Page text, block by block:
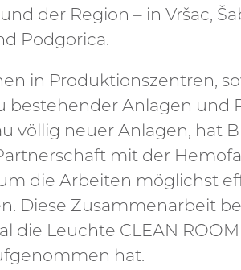
der Region – in Vršac,
Podgorica.
in Produktionszentren,
bestehender Anlagen und
völlig neuer Anlagen, hat
mit der
die Arbeiten möglichst
Diese Zusammenarbeit
die Leuchte CLEAN
hat.